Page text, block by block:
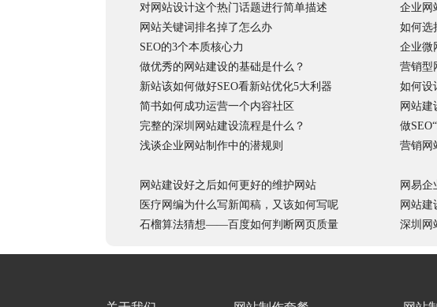
对网站设计这个热门话题进行简单描述
企业网
网站关键词排名掉了怎么办
如何选
SEO的3个本质核心力
企业微
做优秀的网站建设的基础是什么？
营销型
新站该如何做好SEO看新站优化5大利器
如何设
简书如何成功运营一个内容社区
网站建
完整的深圳网站建设流程是什么？
做
浅谈企业网站制作中的潜规则
营销网
网站建设好之后如何更好的维护网站
网易企
医疗网编为什么写新闻稿，又该如何写呢
网站建
石榴算法猜想——百度如何判断网页质量
深圳网